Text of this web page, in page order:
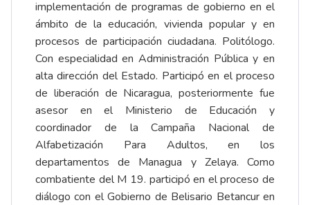
implementación de programas de gobierno en el
ámbito de la educación, vivienda popular y en
procesos de participación ciudadana. Politólogo.
Con especialidad en Administración Pública y en
alta dirección del Estado. Participó en el proceso
de liberación de Nicaragua, posteriormente fue
asesor en el Ministerio de Educación y
coordinador de la Campaña Nacional de
Alfabetización Para Adultos, en los
departamentos de Managua y Zelaya. Como
combatiente del M 19. participó en el proceso de
diálogo con el Gobierno de Belisario Betancur en